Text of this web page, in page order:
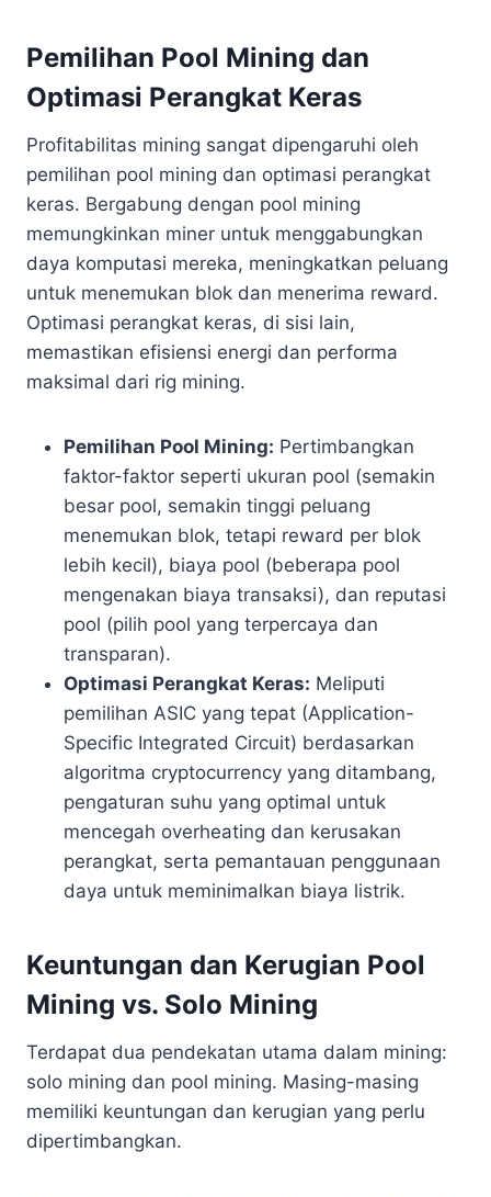
Pemilihan Pool Mining dan
Optimasi Perangkat Keras
Profitabilitas mining sangat dipengaruhi oleh
pemilihan pool mining dan optimasi perangkat
keras. Bergabung dengan pool mining
memungkinkan miner untuk menggabungkan
daya komputasi mereka, meningkatkan peluang
untuk menemukan blok dan menerima reward.
Optimasi perangkat keras, di sisi lain,
memastikan efisiensi energi dan performa
maksimal dari rig mining.
Pemilihan Pool Mining: Pertimbangkan
faktor-faktor seperti ukuran pool (semakin
besar pool, semakin tinggi peluang
menemukan blok, tetapi reward per blok
lebih kecil), biaya pool (beberapa pool
mengenakan biaya transaksi), dan reputasi
pool (pilih pool yang terpercaya dan
transparan).
Optimasi Perangkat Keras: Meliputi
pemilihan ASIC yang tepat (Application-
Specific Integrated Circuit) berdasarkan
algoritma cryptocurrency yang ditambang,
pengaturan suhu yang optimal untuk
mencegah overheating dan kerusakan
perangkat, serta pemantauan penggunaan
daya untuk meminimalkan biaya listrik.
Keuntungan dan Kerugian Pool
Mining vs. Solo Mining
Terdapat dua pendekatan utama dalam mining:
solo mining dan pool mining. Masing-masing
memiliki keuntungan dan kerugian yang perlu
dipertimbangkan.